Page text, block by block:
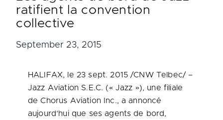
ratifient la convention
collective
September 23, 2015
HALIFAX, le 23 sept. 2015 /CNW Telbec/ –
Jazz Aviation S.E.C. (« Jazz »), une filiale
de Chorus Aviation Inc., a annoncé
aujourd’hui que ses agents de bord,